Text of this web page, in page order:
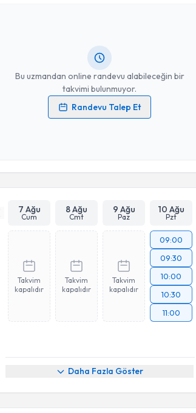
Bu uzmandan online randevu alabileceğin bir
takvimi bulunmuyor.
Randevu Talep Et
Kişisel verilerimin işlenmesine ilişkinAydınlatma Metni
7 Ağu
Cum
8 Ağu
Cmt
9 Ağu
Paz
10 Ağu
Pzt
Takvim
kapalıdır
Takvim
kapalıdır
Takvim
kapalıdır
09:00
09:30
10:00
10:30
11:00
Daha Fazla Göster